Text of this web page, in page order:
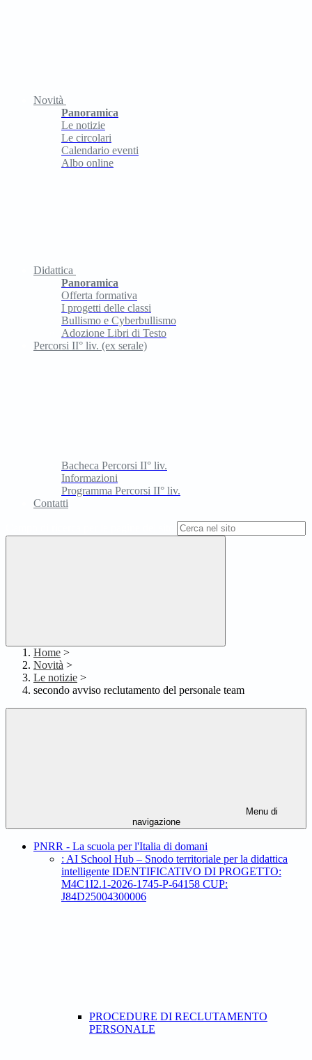
Novità
Panoramica
Le notizie
Le circolari
Calendario eventi
Albo online
Didattica
Panoramica
Offerta formativa
I progetti delle classi
Bullismo e Cyberbullismo
Adozione Libri di Testo
Percorsi II° liv. (ex serale)
Bacheca Percorsi II° liv.
Informazioni
Programma Percorsi II° liv.
Contatti
Home >
Novità >
Le notizie >
secondo avviso reclutamento del personale team
Menu di
navigazione
PNRR - La scuola per l'Italia di domani
: AI School Hub – Snodo territoriale per la didattica
intelligente IDENTIFICATIVO DI PROGETTO:
M4C1I2.1-2026-1745-P-64158 CUP:
J84D25004300006
PROCEDURE DI RECLUTAMENTO
PERSONALE